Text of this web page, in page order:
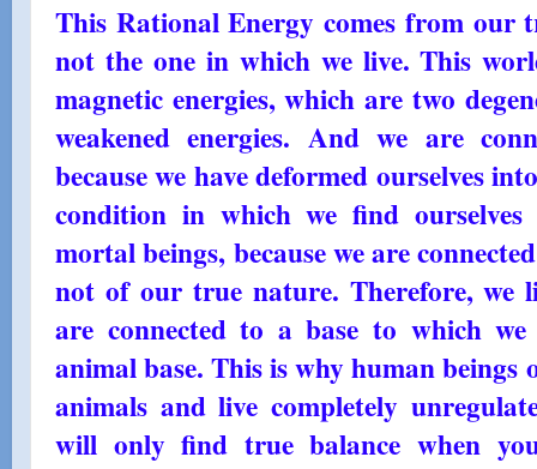
This Rational Energy comes from
not the one in which we live. This
magnetic energies, which are two
weakened energies. And we are
because we have deformed ourselves
condition in which we find
mortal beings, because we are
not of our true nature. Therefore, we
are connected to a base to which
animal base. This is why human
animals and live completely
will only find true balance when